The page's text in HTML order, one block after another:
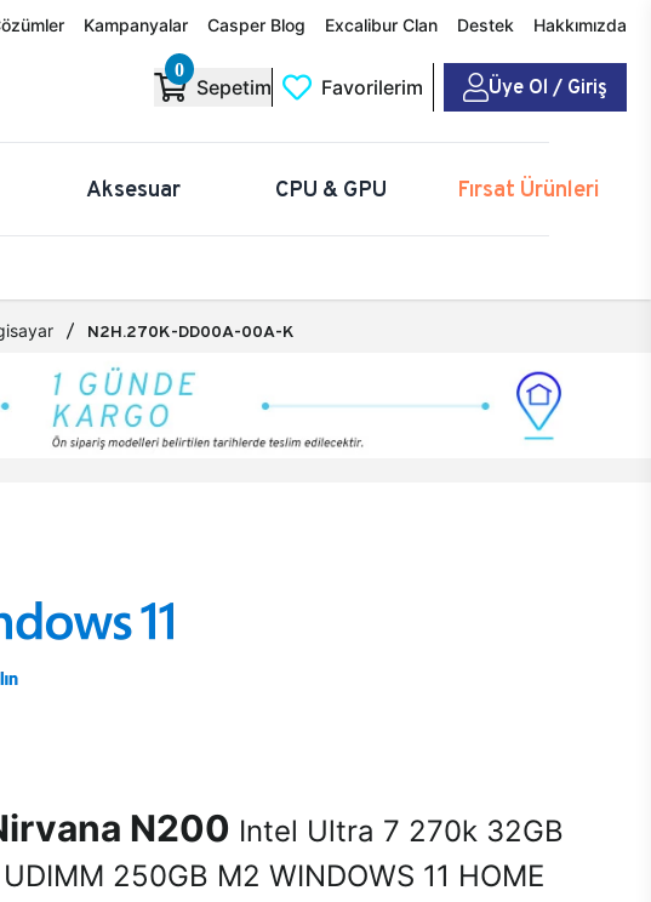
Kampanyalar Casper Blog Excalibur Clan Destek Hakkımızda
0
Sepetim Favorilerim Üye Ol / Giriş
Aksesuar CPU & GPU Fırsat Ürünleri
N2H.270K-DD00A-00A-K
N200 Intel Ultra 7 270k 32GB
250GB M2 WINDOWS 11 HOME